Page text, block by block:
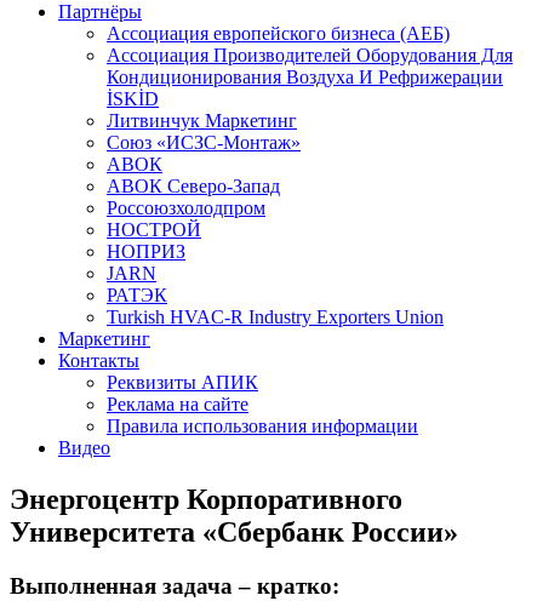
Партнёры
Ассоциация европейского бизнеса (АЕБ)
Aссоциация Производителей Оборудования Для
Кондиционирования Воздуха И Рефрижерации
İSKİD
Литвинчук Маркетинг
Союз «ИСЗС-Монтаж»
АВОК
АВОК Северо-Запад
Россоюзхолодпром
НОСТРОЙ
НОПРИЗ
JARN
РАТЭК
Turkish HVAC-R Industry Exporters Union
Маркетинг
Контакты
Реквизиты АПИК
Реклама на сайте
Правила использования информации
Видео
Энергоцентр Корпоративного
Университета «Сбербанк России»
Выполненная задача – кратко: